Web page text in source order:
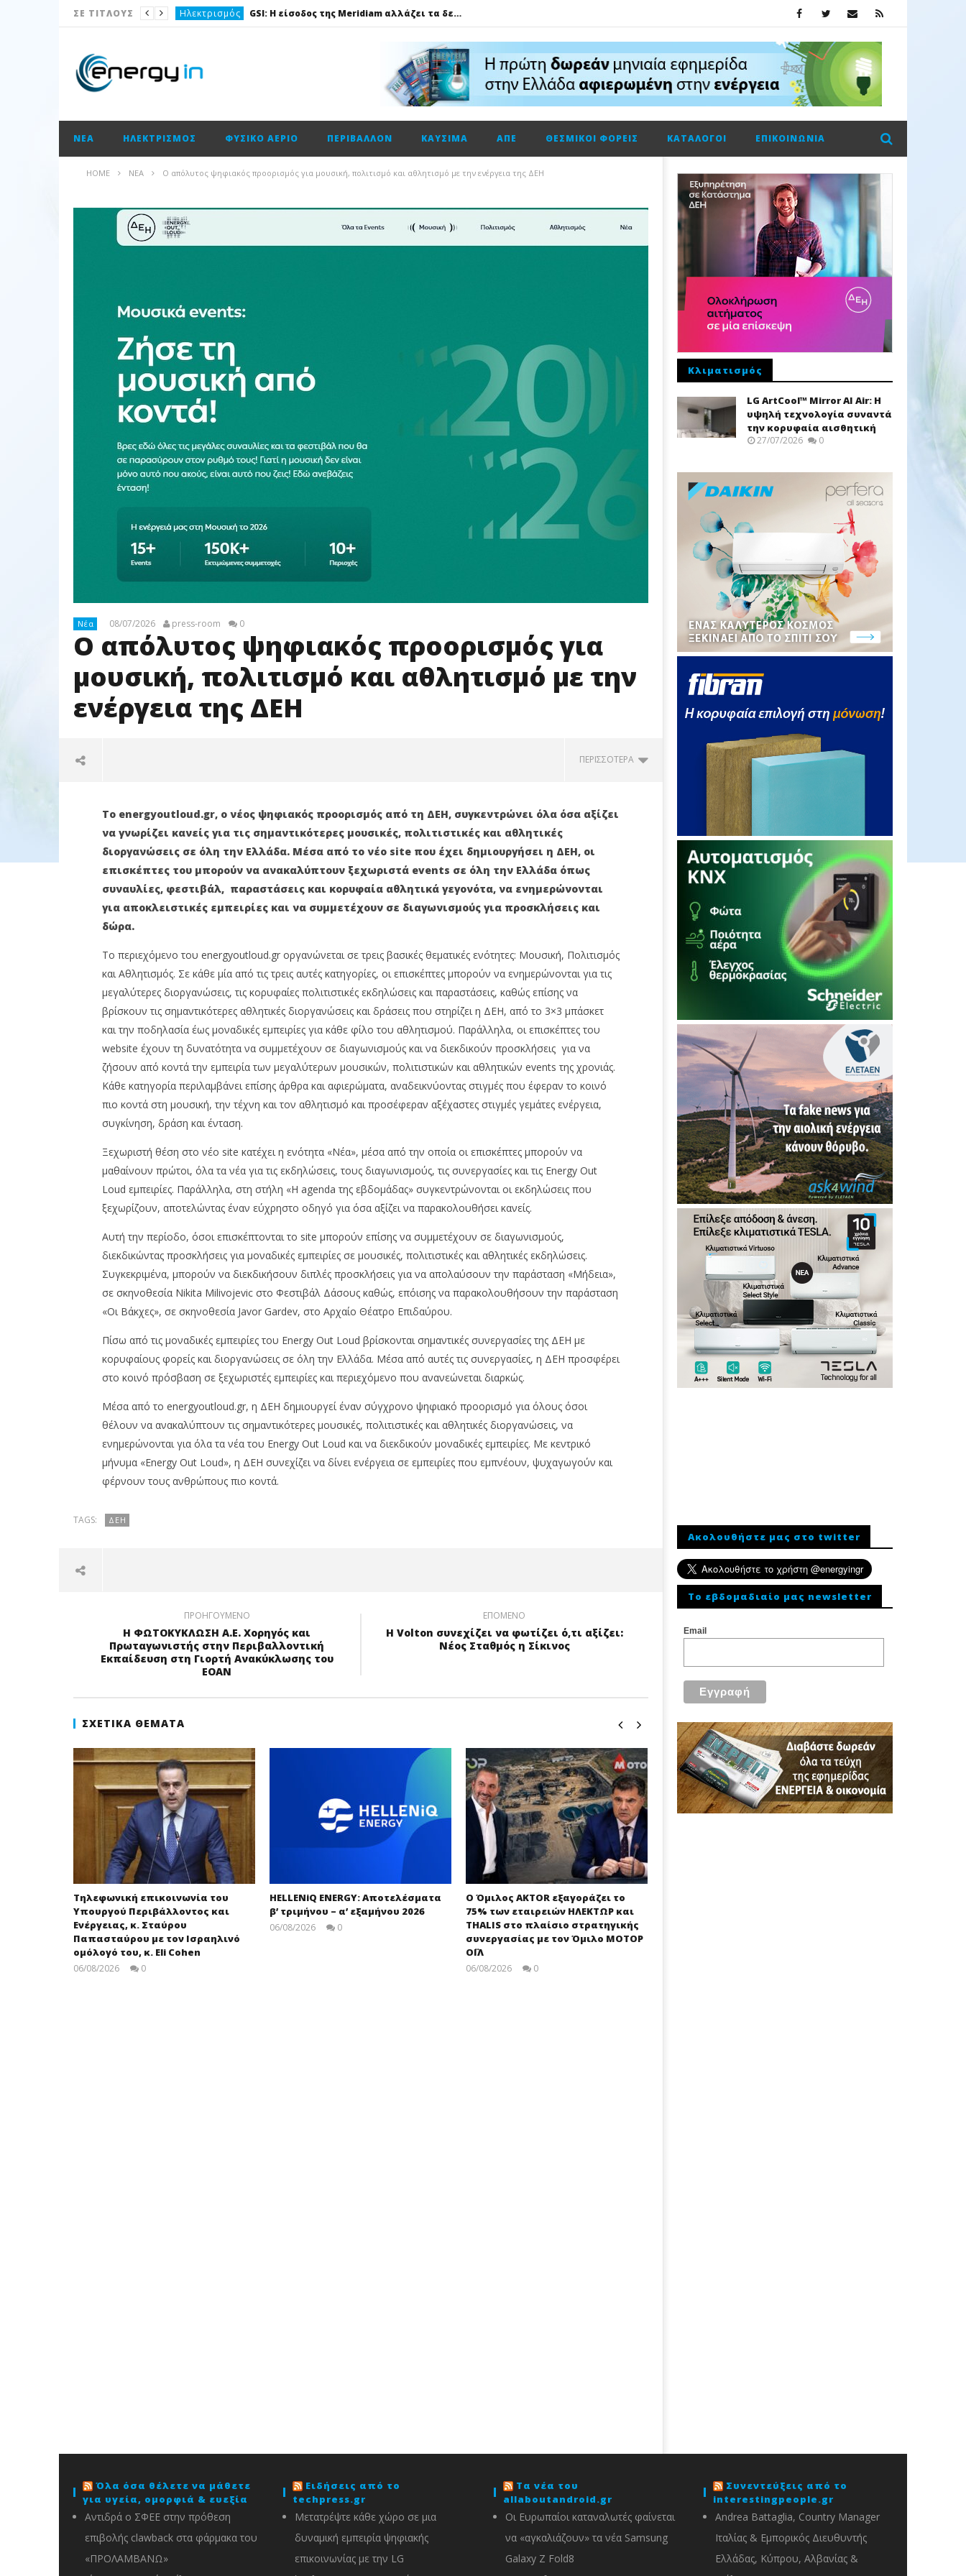
ΣΕ ΤΙΤΛΟΥΣ Ηλεκτρισμός GSI: Η είσοδος της Meridiam αλλάζει τα δεδομένα για τη διασύνδεση Ελλάδας – Κύπρου
Νέα Φυσικό αέριο: Σε ιστορικά χαμηλά τα αποθέματα της Ευρώπης
Metlen: Σε επίπεδο ρεκόρ τα EBITDA το εξάμηνο, στα 550 εκατ. ευρώ – Κέρδη 2,18 ευρώ ανά μετοχή
Ισολογισμοί Cenergy: Κέρδη εξαμήνου +45,3% με πωλήσεις +13%
Νέα
ΝΈΑ ΗΛΕΚΤΡΙΣΜΌΣ ΦΥΣΙΚΌ ΑΈΡΙΟ ΠΕΡΙΒΆΛΛΟΝ ΚΑΎΣΙΜΑ ΑΠΕ ΘΕΣΜΙΚΟΊ ΦΟΡΕΊΣ ΚΑΤΆΛΟΓΟΙ ΕΠΙΚΟΙΝΩΝΊΑ
HOME ΝΈΑ Ο απόλυτος ψηφιακός προορισμός για μουσική, πολιτισμό και αθλητισμό με την ενέργεια της ΔΕΗ
Νέα 08/07/2026 press-room 0
Ο απόλυτος ψηφιακός προορισμός για
μουσική, πολιτισμό και αθλητισμό με την
ενέργεια της ΔΕΗ
ΠΕΡΙΣΣΌΤΕΡΑ
NOW VIEWING
προορισμός για μουσική,
πολιτισμό και αθλητισμό με την
ενέργεια της ΔΕΗ
08/07/2026
press-
room
τα αποτελέσματα εξαμήνου
08/07/2026
press-
room
τιμολόγιο
08/07/2026
room
ΔΕΗ: Η Κεντρική Ευρώπη στο
επίκεντρο της στρατηγικής
ανάπτυξης έως το 2030
08/07/2026
Το energyoutloud.gr, ο νέος ψηφιακός προορισμός από τη ΔΕΗ, συγκεντρώνει όλα όσα αξίζει
να γνωρίζει κανείς για τις σημαντικότερες μουσικές, πολιτιστικές και αθλητικές
διοργανώσεις σε όλη την Ελλάδα. Μέσα από το νέο site που έχει δημιουργήσει η ΔΕΗ, οι
επισκέπτες του μπορούν να ανακαλύπτουν ξεχωριστά events σε όλη την Ελλάδα όπως
συναυλίες, φεστιβάλ, παραστάσεις και κορυφαία αθλητικά γεγονότα, να ενημερώνονται
για αποκλειστικές εμπειρίες και να συμμετέχουν σε διαγωνισμούς για προσκλήσεις και
δώρα.
Το περιεχόμενο του energyoutloud.gr οργανώνεται σε τρεις βασικές θεματικές ενότητες: Μουσική, Πολιτισμός
και Αθλητισμός. Σε κάθε μία από τις τρεις αυτές κατηγορίες, οι επισκέπτες μπορούν να ενημερώνονται για τις
μεγαλύτερες διοργανώσεις, τις κορυφαίες πολιτιστικές εκδηλώσεις και παραστάσεις, καθώς επίσης να
βρίσκουν τις σημαντικότερες αθλητικές διοργανώσεις και δράσεις που στηρίζει η ΔΕΗ, από το 3×3 μπάσκετ
και την ποδηλασία έως μοναδικές εμπειρίες για κάθε φίλο του αθλητισμού. Παράλληλα, οι επισκέπτες του
website έχουν τη δυνατότητα να συμμετέχουν σε διαγωνισμούς και να διεκδικούν προσκλήσεις για να
ζήσουν από κοντά την εμπειρία των μεγαλύτερων μουσικών, πολιτιστικών και αθλητικών events της χρονιάς.
Κάθε κατηγορία περιλαμβάνει επίσης άρθρα και αφιερώματα, αναδεικνύοντας στιγμές που έφεραν το κοινό
πιο κοντά στη μουσική, την τέχνη και τον αθλητισμό και προσέφεραν αξέχαστες στιγμές γεμάτες ενέργεια,
συγκίνηση, δράση και ένταση.
Ξεχωριστή θέση στο νέο site κατέχει η ενότητα «Νέα», μέσα από την οποία οι επισκέπτες μπορούν να
μαθαίνουν πρώτοι, όλα τα νέα για τις εκδηλώσεις, τους διαγωνισμούς, τις συνεργασίες και τις Energy Out
Loud εμπειρίες. Παράλληλα, στη στήλη «Η agenda της εβδομάδας» συγκεντρώνονται οι εκδηλώσεις που
ξεχωρίζουν, αποτελώντας έναν εύχρηστο οδηγό για όσα αξίζει να παρακολουθήσει κανείς.
Αυτή την περίοδο, όσοι επισκέπτονται το site μπορούν επίσης να συμμετέχουν σε διαγωνισμούς,
διεκδικώντας προσκλήσεις για μοναδικές εμπειρίες σε μουσικές, πολιτιστικές και αθλητικές εκδηλώσεις.
Συγκεκριμένα, μπορούν να διεκδικήσουν διπλές προσκλήσεις για να απολαύσουν την παράσταση «Μήδεια»,
σε σκηνοθεσία Nikita Milivojevic στο Φεστιβάλ Δάσους καθώς, επόισης να παρακολουθήσουν την παράσταση
«Οι Βάκχες», σε σκηνοθεσία Javor Gardev, στο Αρχαίο Θέατρο Επιδαύρου.
Πίσω από τις μοναδικές εμπειρίες του Energy Out Loud βρίσκονται σημαντικές συνεργασίες της ΔΕΗ με
κορυφαίους φορείς και διοργανώσεις σε όλη την Ελλάδα. Μέσα από αυτές τις συνεργασίες, η ΔΕΗ προσφέρει
στο κοινό πρόσβαση σε ξεχωριστές εμπειρίες και περιεχόμενο που ανανεώνεται διαρκώς.
Μέσα από το energyoutloud.gr, η ΔΕΗ δημιουργεί έναν σύγχρονο ψηφιακό προορισμό για όλους όσοι
θέλουν να ανακαλύπτουν τις σημαντικότερες μουσικές, πολιτιστικές και αθλητικές διοργανώσεις, να
ενημερώνονται για όλα τα νέα του Energy Out Loud και να διεκδικούν μοναδικές εμπειρίες. Με κεντρικό
μήνυμα «Energy Out Loud», η ΔΕΗ συνεχίζει να δίνει ενέργεια σε εμπειρίες που εμπνέουν, ψυχαγωγούν και
φέρνουν τους ανθρώπους πιο κοντά.
TAGS: ΔΕΗ
ΠΡΟΗΓΟΎΜΕΝΟ
Η ΦΩΤΟΚΥΚΛΩΣΗ Α.Ε. Χορηγός και
Πρωταγωνιστής στην Περιβαλλοντική
Εκπαίδευση στη Γιορτή Ανακύκλωσης του
ΕΟΑΝ
ΕΠΌΜΕΝΟ
Η Volton συνεχίζει να φωτίζει ό,τι αξίζει:
Νέος Σταθμός η Σίκινος
ΣΧΕΤΙΚΆ ΘΈΜΑΤΑ
Τηλεφωνική επικοινωνία του
Υπουργού Περιβάλλοντος και
Ενέργειας, κ. Σταύρου
Παπασταύρου με τον Ισραηλινό
ομόλογό του, κ. Eli Cohen
06/08/2026 0
HELLENiQ ENERGY: Αποτελέσματα
β’ τριμήνου – α’ εξαμήνου 2026
06/08/2026 0
Ο Όμιλος AKTOR εξαγοράζει το
75% των εταιρειών ΗΛΕΚΤΩΡ και
THALIS στο πλαίσιο στρατηγικής
συνεργασίας με τον Όμιλο ΜΟΤΟΡ
ΟΪΛ
06/08/2026 0
Κλιματισμός
LG ArtCool™ Mirror AI Air: Η
υψηλή τεχνολογία συναντά
την κορυφαία αισθητική
27/07/2026 0
Ακολουθήστε μας στο twitter
To εβδομαδιαίο μας newsletter
Email
Όλα όσα θέλετε να μάθετε
για υγεία, ομορφιά & ευεξία
Αντιδρά ο ΣΦΕΕ στην πρόθεση
επιβολής clawback στα φάρμακα του
«ΠΡΟΛΑΜΒΑΝΩ»
Ειδήσεις από το
techpress.gr
Μετατρέψτε κάθε χώρο σε μια
δυναμική εμπειρία ψηφιακής
επικοινωνίας με την LG
Τα νέα του
allaboutandroid.gr
Οι Ευρωπαίοι καταναλωτές φαίνεται
να «αγκαλιάζουν» τα νέα Samsung
Galaxy Z Fold8
Συνεντεύξεις από το
interestingpeople.gr
Andrea Battaglia, Country Manager
Ιταλίας & Εμπορικός Διευθυντής
Ελλάδας, Κύπρου, Αλβανίας &